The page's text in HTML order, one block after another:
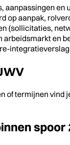
aanpassingen en
op aanpak,
(sollicitaties,
arbeidsmarkt en
of termijnen vind